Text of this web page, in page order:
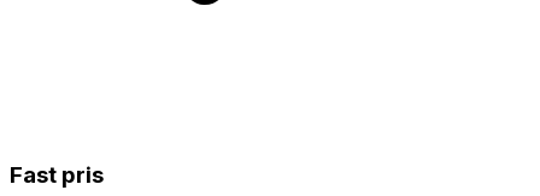
Fast pris